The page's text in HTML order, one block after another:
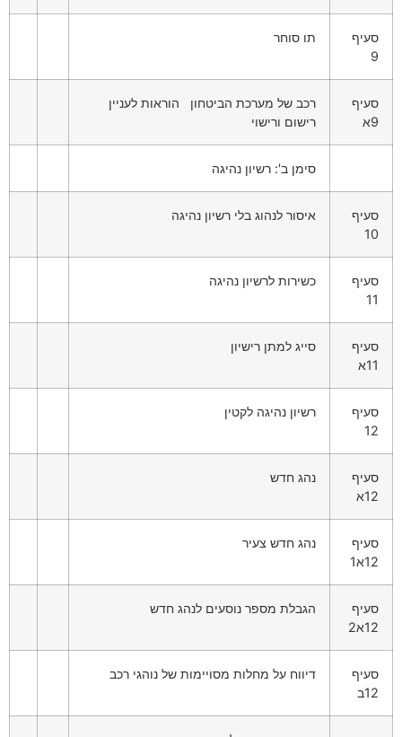
סעיף
9
תו סוחר
סעיף
9א
רכב של מערכת הביטחון הוראות לעניין
רישום ורישוי
סימן ב': רשיון נהיגה
סעיף
10
איסור לנהוג בלי רשיון נהיגה
סעיף
11
כשירות לרשיון נהיגה
סעיף
11א
סייג למתן רישיון
סעיף
12
רשיון נהיגה לקטין
סעיף
12א
נהג חדש
סעיף
12א1
נהג חדש צעיר
סעיף
12א2
הגבלת מספר נוסעים לנהג חדש
סעיף
12ב
דיווח על מחלות מסויימות של נוהגי רכב